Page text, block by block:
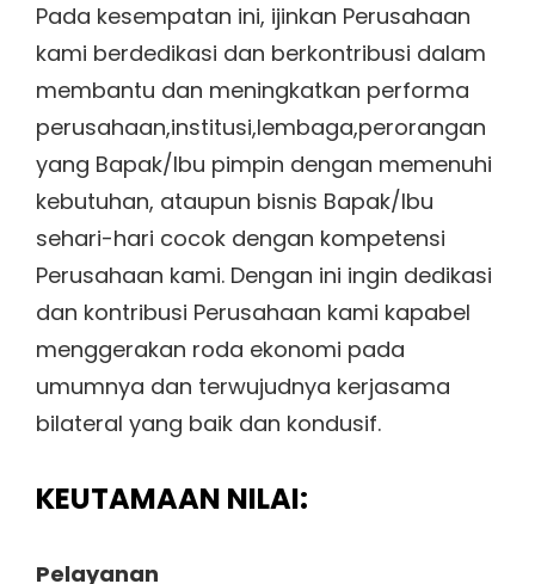
Pada kesempatan ini, ijinkan Perusahaan
kami berdedikasi dan berkontribusi dalam
membantu dan meningkatkan performa
perusahaan,institusi,lembaga,perorangan
yang Bapak/Ibu pimpin dengan memenuhi
kebutuhan, ataupun bisnis Bapak/Ibu
sehari-hari cocok dengan kompetensi
Perusahaan kami. Dengan ini ingin dedikasi
dan kontribusi Perusahaan kami kapabel
menggerakan roda ekonomi pada
umumnya dan terwujudnya kerjasama
bilateral yang baik dan kondusif.
KEUTAMAAN NILAI:
Pelayanan